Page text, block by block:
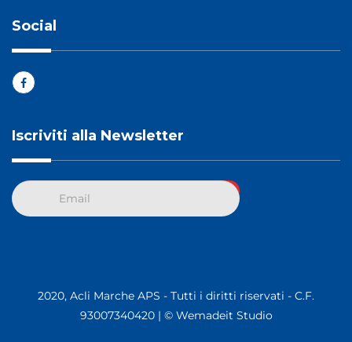
Social
Iscriviti alla Newsletter
2020, Acli Marche APS - Tutti i diritti riservati - C.F.
93007340420 | © Wemadeit Studio